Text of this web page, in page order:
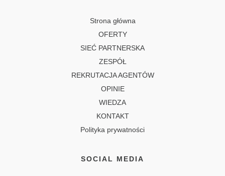
Strona główna
OFERTY
SIEĆ PARTNERSKA
ZESPÓŁ
REKRUTACJA AGENTÓW
OPINIE
WIEDZA
KONTAKT
Polityka prywatności
SOCIAL MEDIA